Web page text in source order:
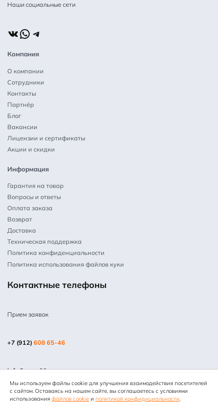
Наши социальные сети
ВКонтакте
WhatsApp
Telegram
Компания
О компании
Сотрудники
Контакты
Партнёр
Блог
Вакансии
Лицензии и сертификаты
Акции и скидки
Информация
Гарантия на товар
Вопросы и ответы
Оплата заказа
Возврат
Доставка
Техническая поддержка
Политика конфиденциальности
Политика использования файлов куки
Контактные телефоны
Прием заявок
+7 (912)608 65-46
info@mpm66.ru
© 2013-2025 Все права защищены. Копирование информации
запрещено. Информация на сайте не является публичной
Мы используем файлы cookie для улучшения взаимодействия посетителей
с сайтом. Оставаясь на нашем сайте, вы соглашаетесь с условиями
использования файлов cookie и политикой конфидициальности.